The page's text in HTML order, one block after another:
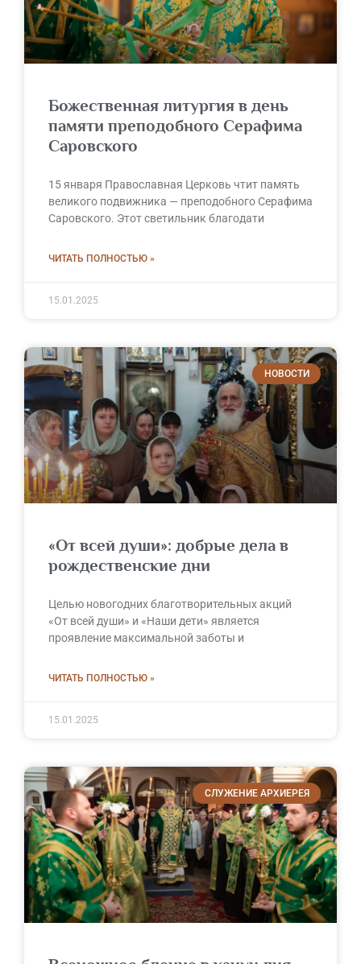
Божественная литургия в день
памяти преподобного Серафима
Саровского
15 января Православная Церковь чтит память
великого подвижника — преподобного Серафима
Саровского. Этот светильник благодати
ЧИТАТЬ ПОЛНОСТЬЮ »
15.01.2025
НОВОСТИ
«От всей души»: добрые дела в
рождественские дни
Целью новогодних благотворительных акций
«От всей души» и «Наши дети» является
проявление максимальной заботы и
ЧИТАТЬ ПОЛНОСТЬЮ »
15.01.2025
СЛУЖЕНИЕ АРХИЕРЕЯ